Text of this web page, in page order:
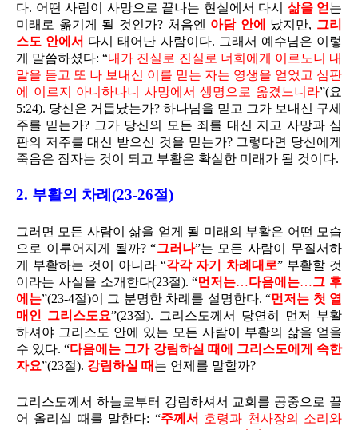
다. 어떤 사람이 사망으로 끝나는 현실에서 다시 삶을 얻는
미래로 옮기게 될 것인가? 처음엔 아담 안에 났지만, 그리
스도 안에서 다시 태어난 사람이다. 그래서 예수님은 이렇
게 말씀하셨다: “내가 진실로 진실로 너희에게 이르노니 내
말을 듣고 또 나 보내신 이를 믿는 자는 영생을 얻었고 심판
에 이르지 아니하나니 사망에서 생명으로 옮겼느니라”(요
5:24). 당신은 거듭났는가? 하나님을 믿고 그가 보내신 구세
주를 믿는가? 그가 당신의 모든 죄를 대신 지고 사망과 심
판의 저주를 대신 받으신 것을 믿는가? 그렇다면 당신에게
죽음은 잠자는 것이 되고 부활은 확실한 미래가 될 것이다.
2. 부활의 차례(23-26절)
그러면 모든 사람이 삶을 얻게 될 미래의 부활은 어떤 모습
으로 이루어지게 될까? “그러나”는 모든 사람이 무질서하
게 부활하는 것이 아니라 “각각 자기 차례대로” 부활할 것
이라는 사실을 소개한다(23절). “먼저는…다음에는…그 후
에는”(23-4절)이 그 분명한 차례를 설명한다. “먼저는 첫 열
매인 그리스도요”(23절). 그리스도께서 당연히 먼저 부활
하셔야 그리스도 안에 있는 모든 사람이 부활의 삶을 얻을
수 있다. “다음에는 그가 강림하실 때에 그리스도에게 속한
자요”(23절). 강림하실 때 는 언제를 말할까?
그리스도께서 하늘로부터 강림하셔서 교회를 공중으로 끌
어 올리실 때를 말한다: “주께서 호령과 천사장의 소리와